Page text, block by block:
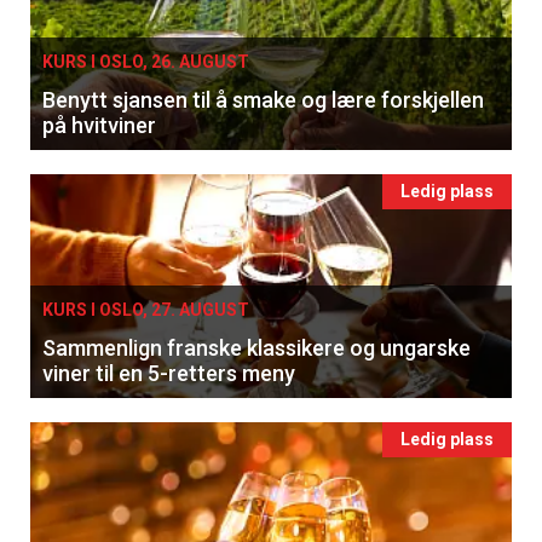
KURS I OSLO, 26. AUGUST
Benytt sjansen til å smake og lære forskjellen
på hvitviner
Ledig plass
KURS I OSLO, 27. AUGUST
Sammenlign franske klassikere og ungarske
viner til en 5-retters meny
Ledig plass